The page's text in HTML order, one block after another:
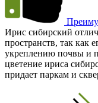
Ирис сибирский
пространств, так как
укреплению почвы и
цветение ириса
придает паркам и